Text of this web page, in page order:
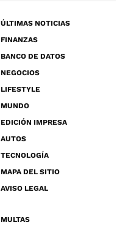
ÚLTIMAS NOTICIAS
FINANZAS
BANCO DE DATOS
NEGOCIOS
LIFESTYLE
MUNDO
EDICIÓN IMPRESA
AUTOS
TECNOLOGÍA
MAPA DEL SITIO
AVISO LEGAL
MULTAS